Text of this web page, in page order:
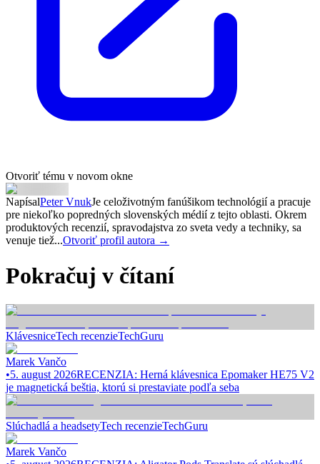
Otvoriť tému v novom okne
NapísalPeter VnukJe celoživotným fanúšikom technológií a pracuje
pre niekoľko popredných slovenských médií z tejto oblasti. Okrem
produktových recenzií, spravodajstva zo sveta vedy a techniky, sa
venuje tiež...Otvoriť profil autora →
Pokračuj v čítaní
KlávesniceTech recenzieTechGuru
Marek Vančo
•5. august 2026RECENZIA: Herná klávesnica Epomaker HE75 V2
je magnetická beštia, ktorú si prestaviate podľa seba
Slúchadlá a headsetyTech recenzieTechGuru
Marek Vančo